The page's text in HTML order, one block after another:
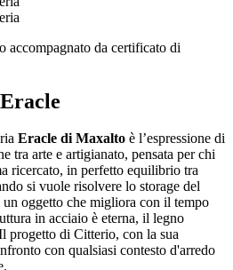
accompagnato da certificato di
Eracle di Maxalto è l’espressione di
tra arte e artigianato, pensata per chi
ricercato, in perfetto equilibrio tra
si vuole risolvere lo storage del
oggetto che migliora con il tempo
in acciaio è eterna, il legno
progetto di Citterio, con la sua
con qualsiasi contesto d'arredo